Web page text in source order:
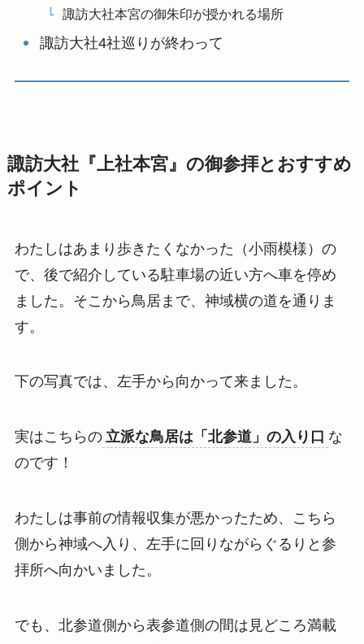
諏訪大社本宮の御朱印が授かれる場所
諏訪大社4社巡りが終わって
諏訪大社『上社本宮』の御参拝とおすすめ
ポイント
わたしはあまり歩きたくなかった（小雨模様）の
で、後で紹介している駐車場の近い方へ車を停め
ました。そこから鳥居まで、神域横の道を通りま
す。
下の写真では、左手から向かって来ました。
実はこちらの 立派な鳥居は「北参道」の入り口 な
のです！
わたしは事前の情報収集が悪かったため、こちら
側から神域へ入り、左手に回りながらぐるりと参
拝所へ向かいました。
でも、北参道側から表参道側の間は見どころ満載